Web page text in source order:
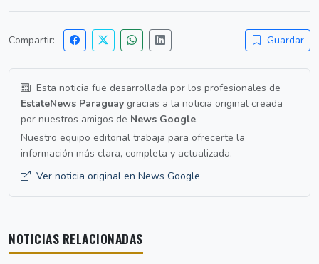
Compartir: Guardar
Esta noticia fue desarrollada por los profesionales de
EstateNews Paraguay gracias a la noticia original creada
por nuestros amigos de News Google.
Nuestro equipo editorial trabaja para ofrecerte la
información más clara, completa y actualizada.
Ver noticia original en News Google
NOTICIAS RELACIONADAS